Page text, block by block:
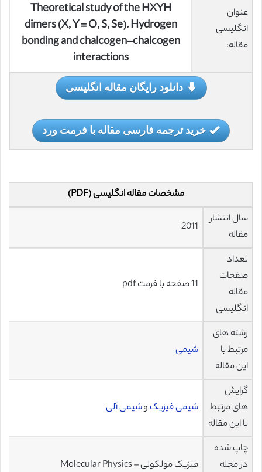
عنوان
انگلیسی
مقاله:
Theoretical study of the HXYH
dimers (X, Y = O, S, Se). Hydrogen
bonding and chalcogen–chalcogen
interactions
دانلود رایگان مقاله انگلیسی
خرید ترجمه فارسی مقاله با فرمت ورد
مشخصات مقاله انگلیسی (PDF)
سال انتشار
مقاله
2011
تعداد
صفحات
مقاله
انگلیسی
11 صفحه با فرمت pdf
رشته های
مرتبط با
این مقاله
شیمی
گرایش
های مرتبط
با این مقاله
شیمی فیزیک وشیمی آلی
چاپ شده
در مجله
فیزیک مولکولی – Molecular Physics